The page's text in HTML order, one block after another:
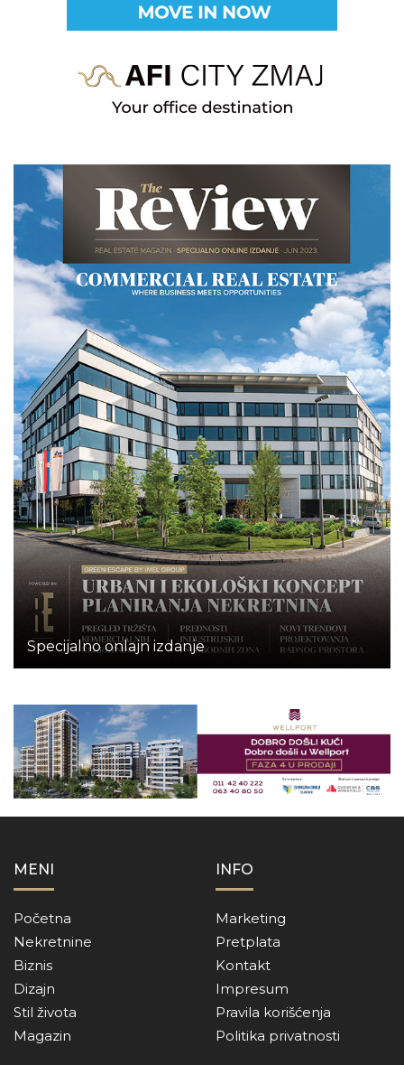
Specijalno onlajn izdanje
MENI
Početna
Nekretnine
Biznis
Dizajn
Stil života
Magazin
INFO
Marketing
Pretplata
Kontakt
Impresum
Pravila korišćenja
Politika privatnosti